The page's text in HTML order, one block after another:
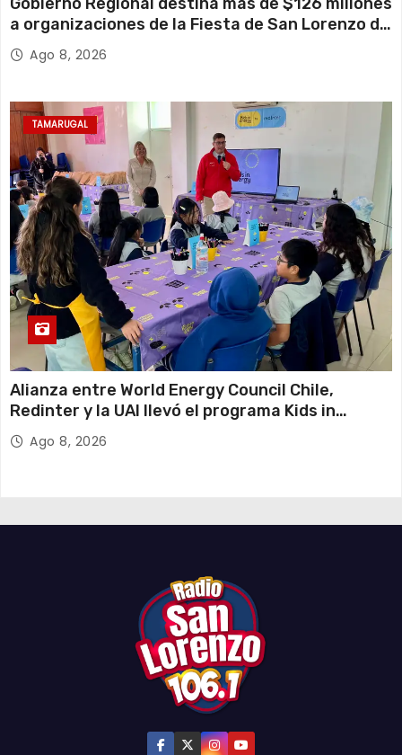
a organizaciones de la Fiesta de San Lorenzo de
Tarapacá
Ago 8, 2026
TAMARUGAL
Alianza entre World Energy Council Chile,
Redinter y la UAI llevó el programa Kids in
Energy a Arica y Pozo Almonte
Ago 8, 2026